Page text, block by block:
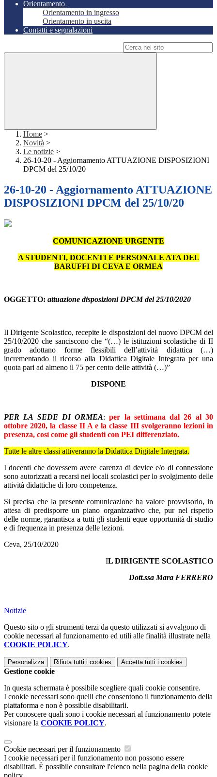
Orientamento
Orientamento in ingresso
Orientamento in uscita
Contatti e segnalazioni
Home >
Novità >
Le notizie >
26-10-20 - Aggiornamento ATTUAZIONE DISPOSIZIONI
DPCM del 25/10/20
26-10-20 - Aggiornamento ATTUAZIONE
DISPOSIZIONI DPCM del 25/10/20
COMUNICAZIONE URGENTE
A STUDENTI, DOCENTI E PERSONALE ATA DEL
BARUFFI DI CEVA E ORMEA
OGGETTO: attuazione disposizioni DPCM del 25/10/2020
Il Dirigente Scolastico, recepite le disposizioni del nuovo DPCM del
25/10/2020 che sanciscono che “(…) le istituzioni scolastiche di II
grado adottano forme flessibili dell’attività didattica (…)
incrementando il ricorso alla Didattica Digitale Integrata per una
quota pari ad almeno il 75 per cento delle attività (…)”
DISPONE
PER LA SEDE DI ORMEA:per la settimana dal 26 al 30
ottobre 2020, la classe II A e la classe III svolgeranno lezioni in
presenza, così come gli studenti con PEI differenziato.
Tutte le altre classi attiveranno la Didattica Digitale Integrata.
I docenti che dovessero avere carenza di device e/o di connessione
sono autorizzati a recarsi nei locali scolastici per lo svolgimento delle
attività didattiche di loro competenza.
Si precisa che la presente comunicazione ha valore provvisorio, in
attesa di predisporre un piano organizzativo che, pur nel rispetto
delle norme, garantisca a tutti gli studenti eque opportunità di studio
e di frequenza in presenza delle lezioni.
Ceva, 25/10/2020
IL DIRIGENTE SCOLASTICO
Dott.ssa Mara FERRERO
Notizie
Questo sito o gli strumenti terzi da questo utilizzati si avvalgono di
cookie necessari al funzionamento ed utili alle finalità illustrate nella
COOKIE POLICY.
Personalizza Rifiuta tutti i cookies Accetta tutti i cookies
Gestione cookie
In questa schermata è possibile scegliere quali cookie consentire.
I cookie necessari sono quelli che consentono il funzionamento della
piattaforma e non è possibile disabilitarli.
Per conoscere quali sono i cookie necessari al funzionamento potete
visionare la COOKIE POLICY.
Cookie necessari per il funzionamento
I cookie necessari per il funzionamento non possono essere
disabilitati. È possibile consultare l'elenco nella pagina della cookie